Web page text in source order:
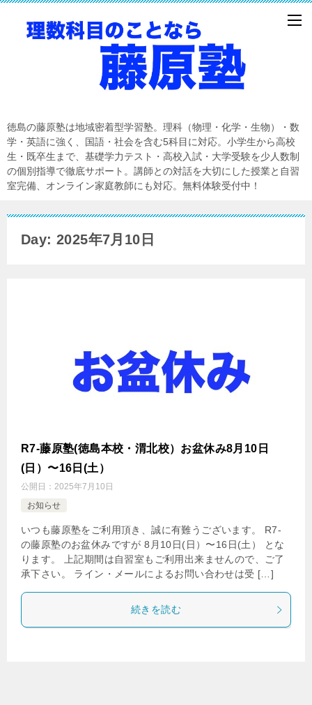
徳島の藤原塾は地域密着型学習塾。理科（物理・化学・生物）・数
学・英語に強く、国語・社会を含む5科目に対応。小学生から高校
生・既卒生まで、基礎学力テスト・高校入試・大学受験を少人数制
の個別指導で徹底サポート。講師との対話を大切にした授業と自習
室完備、オンライン家庭教師にも対応。無料体験受付中！
Day: 2025年7月10日
R7-藤原塾(徳島本校・渭北校）お盆休み8月10日
(日）〜16日(土）
公開日： 2025年7月10日
お知らせ
いつも藤原塾をご利用頂き、誠に有難うございます。 R7-
の藤原塾のお盆休みですが 8月10日(日）〜16日(土） とな
ります。 上記期間は自習室もご利用出来ませんので、ご了
承下さい。 ライン・メールによるお問い合わせは受 […]
続きを読む